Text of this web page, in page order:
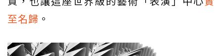
至名歸 。